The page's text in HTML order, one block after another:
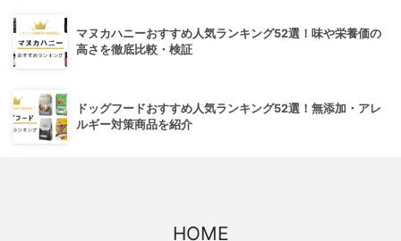
マヌカハニーおすすめ人気ランキング52選！味や栄養価の
高さを徹底比較・検証
ドッグフードおすすめ人気ランキング52選！無添加・アレ
ルギー対策商品を紹介
HOME